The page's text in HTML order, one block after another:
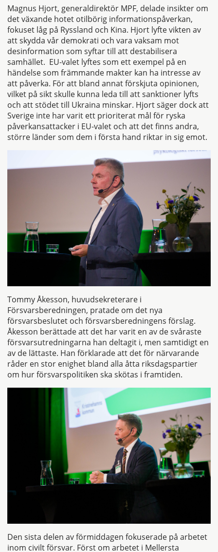
Magnus Hjort, generaldirektör MPF, delade insikter om
det växande hotet otilbörig informationspåverkan,
fokuset låg på Ryssland och Kina. Hjort lyfte vikten av
att skydda vår demokrati och vara vaksam mot
desinformation som syftar till att destabilisera
samhället. EU-valet lyftes som ett exempel på en
händelse som främmande makter kan ha intresse av
att påverka. För att bland annat förskjuta opinionen,
vilket på sikt skulle kunna leda till att sanktioner lyfts
och att stödet till Ukraina minskar. Hjort säger dock att
Sverige inte har varit ett prioriterat mål för ryska
påverkansattacker i EU-valet och att det finns andra,
större länder som dem i första hand riktar in sig emot.
Tommy Åkesson, huvudsekreterare i
Försvarsberedningen, pratade om det nya
försvarsbeslutet och försvarsberedningens förslag.
Åkesson berättade att det har varit en av de svåraste
försvarsutredningarna han deltagit i, men samtidigt en
av de lättaste. Han förklarade att det för närvarande
råder en stor enighet bland alla åtta riksdagspartier
om hur försvarspolitiken ska skötas i framtiden.
Den sista delen av förmiddagen fokuserade på arbetet
inom civilt försvar. Först om arbetet i Mellersta